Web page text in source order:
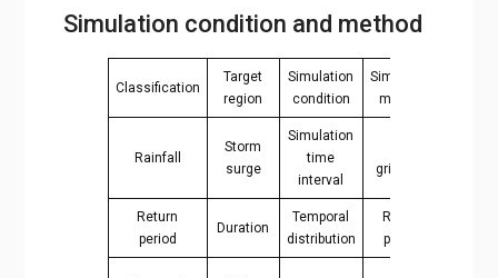
Simulation condition and method
Classification
Target
region
Simulation
condition
Simulation
method
Rainfall
Storm
surge
Simulation
time
interval
grid size
Return
period
Duration
Temporal
distribution
Return
period